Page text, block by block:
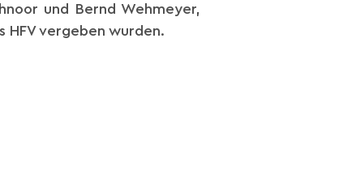
und Bernd Wehmeyer,
HFV vergeben wurden.